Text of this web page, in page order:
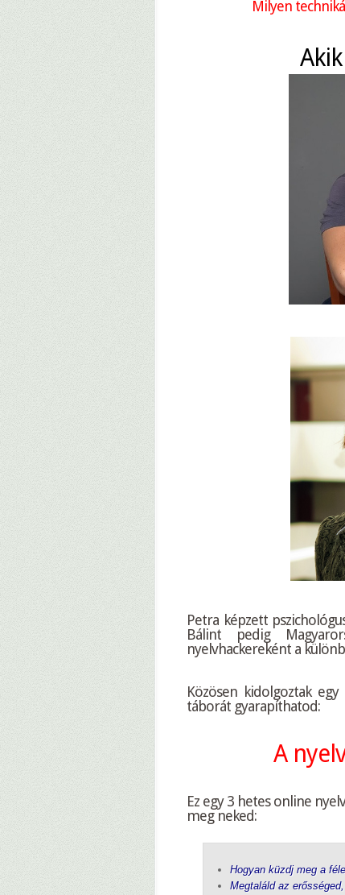
Milyen
Petra képzett
Bálint pedig
nyelvhackereként a
Közösen kidolgoztak
táborát gyarapíthatod:
A
Ez egy 3 hetes online
meg neked:
Hogyan küzdj meg a
Megtaláld az